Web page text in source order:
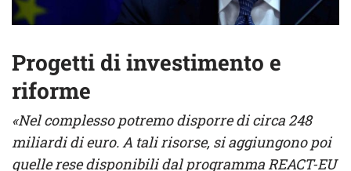
Progetti di investimento e
riforme
«Nel complesso potremo disporre di circa 248
miliardi di euro. A tali risorse, si aggiungono poi
quelle rese disponibili dal programma REACT-EU